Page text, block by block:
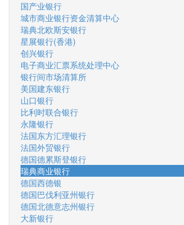
国产业银行
城市商业银行资金清算中心
瑞典北欧斯安银行
星展银行(香港)
创兴银行
电子商业汇票系统处理中心
银行间市场清算所
美国建东银行
山口银行
比利时联合银行
永隆银行
法国东方汇理银行
法国外贸银行
德国德累斯登银行
瑞典商业银行
德国西德银
德国巴伐利亚州银行
德国北德意志州银行
大新银行